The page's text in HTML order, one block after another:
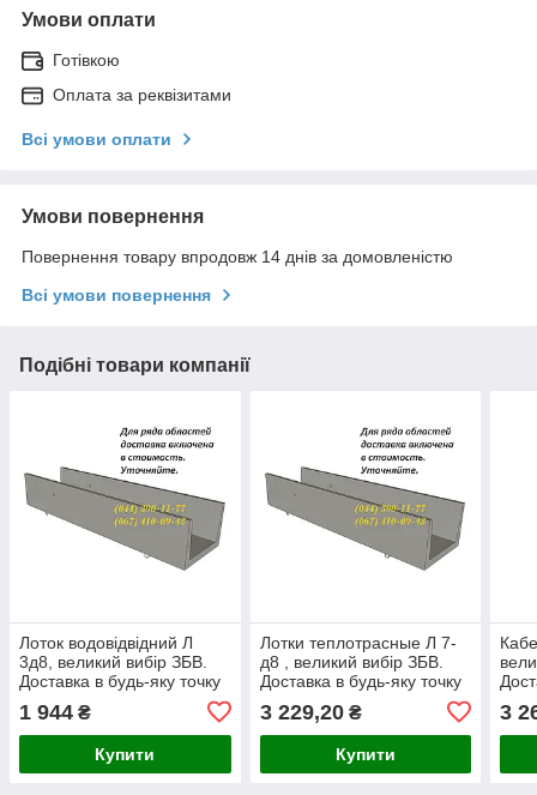
Умови оплати
Готівкою
Оплата за реквізитами
Всі умови оплати
Умови повернення
Повернення товару впродовж 14 днів за домовленістю
Всі умови повернення
Подібні товари компанії
Лоток водовідвідний Л
3д8, великий вибір ЗБВ.
Доставка в будь-яку точку
1 944 ₴
Купити
Лотки теплотрасные Л 7-
д8 , великий вибір ЗБВ.
Доставка в будь-яку точку
3 229,20₴
Купити
3